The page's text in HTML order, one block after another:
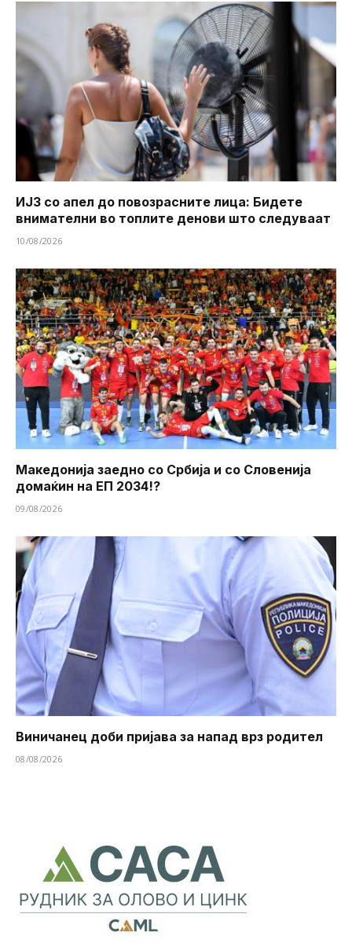
ИЈЗ со апел до повозрасните лица: Бидете
внимателни во топлите денови што следуваат
10/08/2026
Македонија заедно со Србија и со Словенија
домаќин на ЕП 2034!?
09/08/2026
Виничанец доби пријава за напад врз родител
08/08/2026